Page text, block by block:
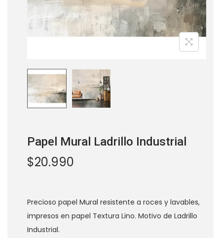
a
c
i
i
d
o
Papel Mural Ladrillo Industrial
$20.990
Precioso papel Mural resistente a roces y lavables,
impresos en papel Textura Lino. Motivo de Ladrillo
Industrial.